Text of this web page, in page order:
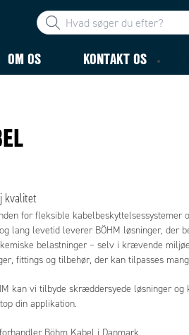
OM OS KONTAKT OS
kvalitet
for fleksible
lang levetid leverer BÖHM løsninger, der
belastninger – selv i krævende
fittings og tilbehør, der kan tilpasses
kan vi tilbyde skræddersyede løsninger
din applikation.
Böhm Kabel i Danmark.